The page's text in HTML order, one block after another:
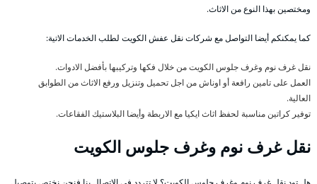
ومختصين بهذا النوع من الاثاث.
كما يمكنكم أيضا التواصل مع شركات نقل عفش الكويت لطلب الخدمات الاتية:
نقل غرف نوم وغرف جلوس الكويت من خلال فكها وتركيبها بأفضل الادوات.
العمل على تامين رافعة أو اوناش من اجل تحميل وتنزيل ورفع الاثاث من الطوابق
العالية.
توفير كراتين مناسبة لحفظ اثاث ايكيا مع الاربطة وأيضا البلاستيك الفقاعات.
نقل غرف نوم وغرف جلوس الكويت